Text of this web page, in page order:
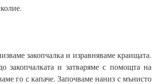
закопчалка и изравняваме краищата.
закопчалката и затваряме с помощта на
го с капаче. Започваме наниз с мънисто